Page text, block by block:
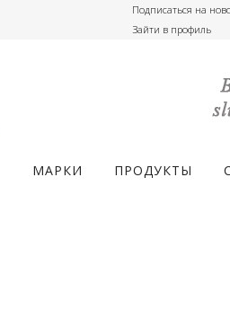
Подписаться на
Зайти в профиль
МАРКИ ПРОДУКТЫ